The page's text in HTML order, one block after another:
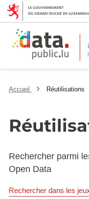
Accueil Réutilisations
Rechercher parmi
Open Data
Rechercher dans les